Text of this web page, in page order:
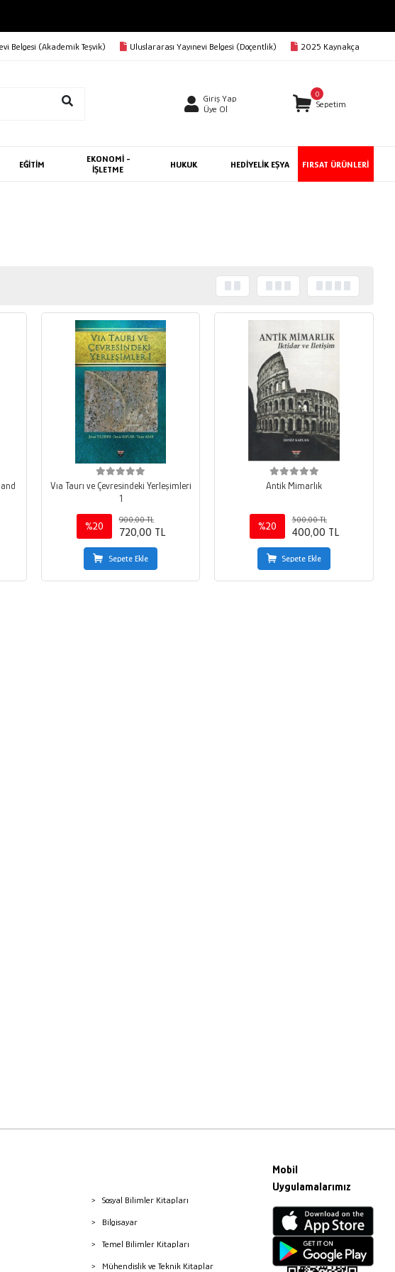
Belgesi (Akademik Teşvik) Uluslararası Yayınevi Belgesi (Doçentlik) 2025 Kaynakça
Giriş Yap
Üye Ol
0
Sepetim
EĞİTİM
EKONOMİ -
İŞLETME
HUKUK HEDİYELİK EŞYA FIRSAT ÜRÜNLERİ
Vıa Taurı ve Çevresindeki Yerleşimleri
1
%20
900,00 TL
720,00 TL
Sepete Ekle
Antik Mimarlık
%20
500,00 TL
400,00 TL
Sepete Ekle
Sosyal Bilimler Kitapları
Bilgisayar
Temel Bilimler Kitapları
Mühendislik ve Teknik Kitaplar
Mobil
Uygulamalarımız